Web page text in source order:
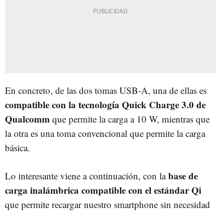
En concreto, de las dos tomas USB-A, una de ellas es
compatible con la tecnología Quick Charge 3.0 de
Qualcomm que permite la carga a 10 W, mientras que
la otra es una toma convencional que permite la carga
básica.
Lo interesante viene a continuación, con labase de
carga inalámbrica compatible con el estándar Qi
que permite recargar nuestro smartphone sin necesidad